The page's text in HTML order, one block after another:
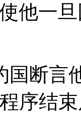
他一
国断言
序结